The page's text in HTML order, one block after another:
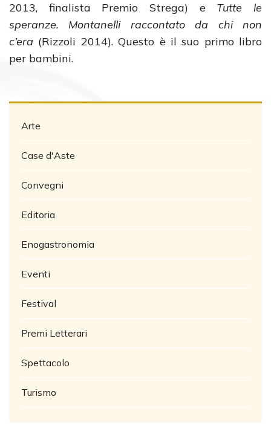
2013, finalista Premio Strega) e Tutte le
speranze. Montanelli raccontato da chi non
c’era (Rizzoli 2014). Questo è il suo primo libro
per bambini.
Arte
Case d'Aste
Convegni
Editoria
Enogastronomia
Eventi
Festival
Premi Letterari
Spettacolo
Turismo